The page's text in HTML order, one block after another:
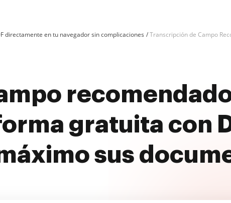
directamente en tu navegador sin complicaciones Transcripción de Campo
gratuita con
sus